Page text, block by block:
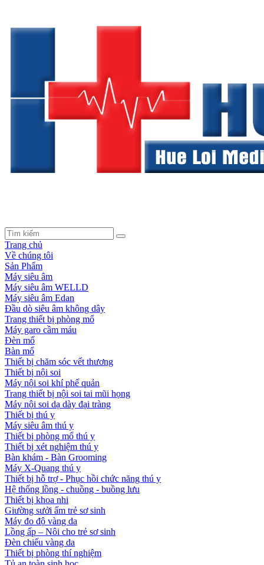
Trang chủ
Về chúng tôi
Sản Phẩm
Máy siêu âm
Máy siêu âm WELLD
Máy siêu âm Edan
Đầu dò siêu âm không dây
Trang thiết bị phòng mổ
Máy garo cầm máu
Đèn mổ
Bàn mổ
Thiết bị chăm sóc vết thương
Thiết bị nội soi
Máy nội soi khí phế quản
Trang thiết bị nội soi tai mũi họng
Máy nội soi dạ dày đại tràng
Thiết bị thú y
Máy siêu âm thú y
Thiết bị phòng mổ thú y
Thiết bị xét nghiệm thú y
Bàn khám - Bàn Grooming
Máy X-Quang thú y
Thiết bị hỗ trợ - Phục hồi chức năng thú y
Hệ thống lồng - chuồng - buồng lưu
Thiết bị khoa nhi
Giường sưởi ấm trẻ sơ sinh
Máy đo độ vàng da
Lồng ấp – Nôi cho trẻ sơ sinh
Đèn chiếu vàng da
Thiết bị phòng thí nghiệm